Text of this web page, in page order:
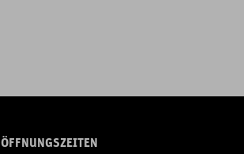
ÖFFNUNGSZEITEN